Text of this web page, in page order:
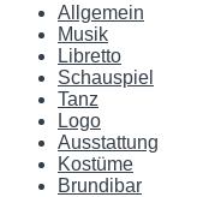
Allgemein
Musik
Libretto
Schauspiel
Tanz
Logo
Ausstattung
Kostüme
Brundibar